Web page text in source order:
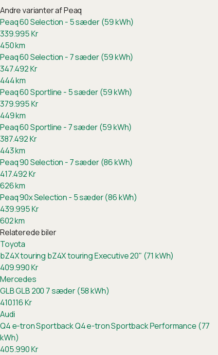
Andre varianter afPeaq
Peaq 60 Selection - 5 sæder (59 kWh)
339.995Kr
450km
Peaq 60 Selection - 7 sæder (59 kWh)
347.492Kr
444km
Peaq 60 Sportline - 5 sæder (59 kWh)
379.995Kr
449km
Peaq 60 Sportline - 7 sæder (59 kWh)
387.492Kr
443km
Peaq 90 Selection - 7 sæder (86 kWh)
417.492Kr
626km
Peaq 90x Selection - 5 sæder (86 kWh)
439.995Kr
602km
Relaterede biler
Toyota
bZ4X touring bZ4X touring Executive 20" (71 kWh)
409.990Kr
Mercedes
GLBGLB 200 7 sæder (58 kWh)
410.116Kr
Audi
Q4 e-tron SportbackQ4 e-tron Sportback Performance (77
kWh)
405.990Kr